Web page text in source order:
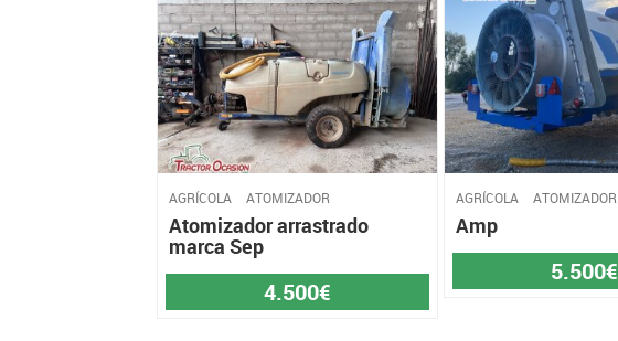
AGRÍCOLA ATOMIZADOR
Atomizador arrastrado
marca Sep
4.500€
AGRÍCOLA ATOMIZADOR
Amp
5.500€